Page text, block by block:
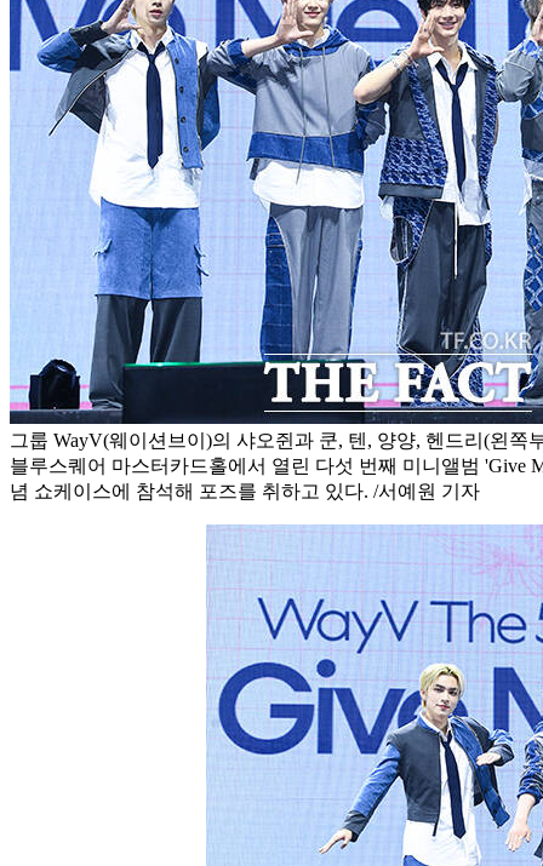
그룹 WayV(웨이션브이)의 샤오쥔과 쿤, 텐, 양양, 헨드리(왼쪽
블루스퀘어 마스터카드홀에서 열린 다섯 번째 미니앨범 'Give
념 쇼케이스에 참석해 포즈를 취하고 있다. /서예원 기자